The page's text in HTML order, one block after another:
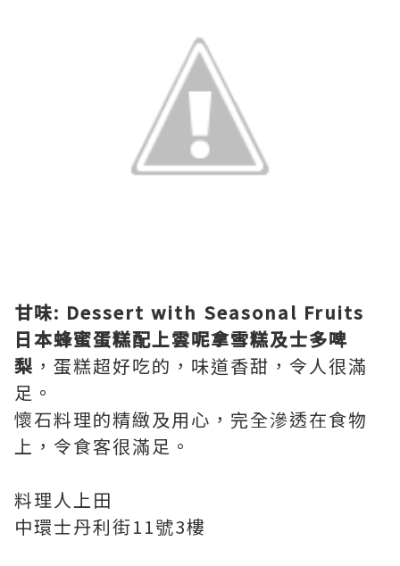
甘味: Dessert with Seasonal Fruits
日本蜂蜜蛋糕配上雲呢拿雪糕及士多啤
梨 ，蛋糕超好吃的，味道香甜，令人很滿
足。
懷石料理的精緻及用心，完全滲透在食物
上，令食客很滿足。
料理人上田
中環士丹利街11號3樓